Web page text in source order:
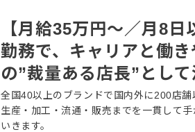
【月給35万円〜／月8
勤務で、キャリアと働
の”裁量ある店長”とし
全国40以上のブランドで国内外に200店舗
生産・加工・流通・販売までを一貫して
いきます。